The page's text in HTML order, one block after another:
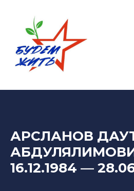
АРСЛАНОВ
16.12.1984 — 28